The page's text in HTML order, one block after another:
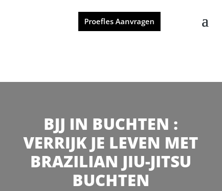
Proefles Aanvragen
BJJ IN BUCHTEN :
VERRIJK JE LEVEN MET
BRAZILIAN JIU-JITSU
BUCHTEN